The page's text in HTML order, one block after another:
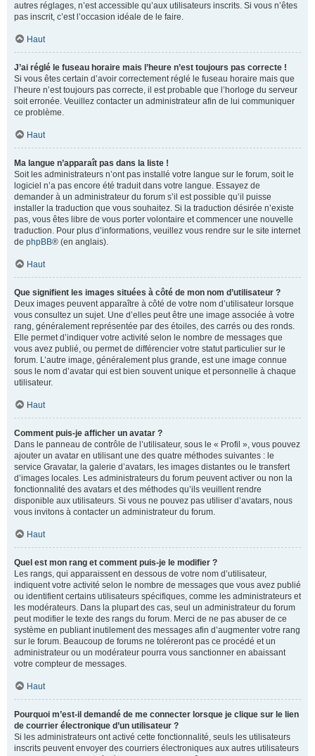
autres réglages, n’est accessible qu’aux utilisateurs inscrits. Si vous n’êtes
pas inscrit, c’est l’occasion idéale de le faire.
Haut
J’ai réglé le fuseau horaire mais l’heure n’est toujours pas correcte !
Si vous êtes certain d’avoir correctement réglé le fuseau horaire mais que
l’heure n’est toujours pas correcte, il est probable que l’horloge du serveur
soit erronée. Veuillez contacter un administrateur afin de lui communiquer
ce problème.
Haut
Ma langue n’apparaît pas dans la liste !
Soit les administrateurs n’ont pas installé votre langue sur le forum, soit le
logiciel n’a pas encore été traduit dans votre langue. Essayez de
demander à un administrateur du forum s’il est possible qu’il puisse
installer la traduction que vous souhaitez. Si la traduction désirée n’existe
pas, vous êtes libre de vous porter volontaire et commencer une nouvelle
traduction. Pour plus d’informations, veuillez vous rendre sur le site internet
de phpBB® (en anglais).
Haut
Que signifient les images situées à côté de mon nom d’utilisateur ?
Deux images peuvent apparaître à côté de votre nom d’utilisateur lorsque
vous consultez un sujet. Une d’elles peut être une image associée à votre
rang, généralement représentée par des étoiles, des carrés ou des ronds.
Elle permet d’indiquer votre activité selon le nombre de messages que
vous avez publié, ou permet de différencier votre statut particulier sur le
forum. L’autre image, généralement plus grande, est une image connue
sous le nom d’avatar qui est bien souvent unique et personnelle à chaque
utilisateur.
Haut
Comment puis-je afficher un avatar ?
Dans le panneau de contrôle de l’utilisateur, sous le « Profil », vous pouvez
ajouter un avatar en utilisant une des quatre méthodes suivantes : le
service Gravatar, la galerie d’avatars, les images distantes ou le transfert
d’images locales. Les administrateurs du forum peuvent activer ou non la
fonctionnalité des avatars et des méthodes qu’ils veuillent rendre
disponible aux utilisateurs. Si vous ne pouvez pas utiliser d’avatars, nous
vous invitons à contacter un administrateur du forum.
Haut
Quel est mon rang et comment puis-je le modifier ?
Les rangs, qui apparaissent en dessous de votre nom d’utilisateur,
indiquent votre activité selon le nombre de messages que vous avez publié
ou identifient certains utilisateurs spécifiques, comme les administrateurs et
les modérateurs. Dans la plupart des cas, seul un administrateur du forum
peut modifier le texte des rangs du forum. Merci de ne pas abuser de ce
système en publiant inutilement des messages afin d’augmenter votre rang
sur le forum. Beaucoup de forums ne toléreront pas ce procédé et un
administrateur ou un modérateur pourra vous sanctionner en abaissant
votre compteur de messages.
Haut
Pourquoi m’est-il demandé de me connecter lorsque je clique sur le lien
de courrier électronique d’un utilisateur ?
Si les administrateurs ont activé cette fonctionnalité, seuls les utilisateurs
inscrits peuvent envoyer des courriers électroniques aux autres utilisateurs